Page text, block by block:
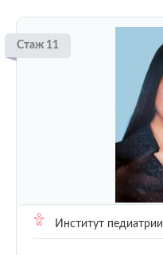
Стаж 11
Институт педиатрии